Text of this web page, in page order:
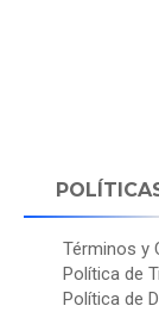
Términos y
Política de
Política de